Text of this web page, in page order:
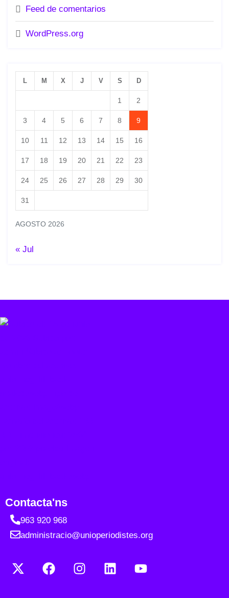
Feed de comentarios
WordPress.org
AGOSTO 2026
L M X J V S D
1 2
3 4 5 6 7 8 9
10 11 12 13 14 15 16
17 18 19 20 21 22 23
24 25 26 27 28 29 30
31
« Jul
Contacta'ns
963 920 968
administracio@unioperiodistes.org